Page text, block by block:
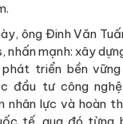
ông Đinh Văn
nhấn mạnh: xây
triển bền vững
đầu tư công
nhân lực và hoàn